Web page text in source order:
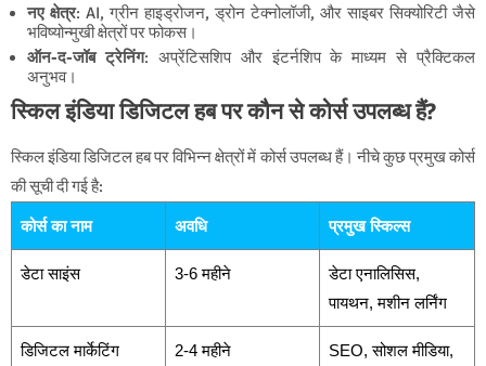
नए क्षेत्र: AI, ग्रीन हाइड्रोजन, ड्रोन टेक्नोलॉजी, और साइबर सिक्योरिटी जैसे
भविष्योन्मुखी क्षेत्रों पर फोकस।
ऑन-द-जॉब ट्रेनिंग: अप्रेंटिसशिप और इंटर्नशिप के माध्यम से प्रैक्टिकल
अनुभव।
स्किल इंडिया डिजिटल हब पर कौन से कोर्स उपलब्ध हैं?
स्किल इंडिया डिजिटल हब पर विभिन्न क्षेत्रों में कोर्स उपलब्ध हैं। नीचे कुछ प्रमुख कोर्स
की सूची दी गई है:
कोर्स का नाम अवधि प्रमुख स्किल्स
डेटा साइंस 3-6 महीने
डेटा एनालिसिस,
पायथन, मशीन लर्निंग
डिजिटल मार्केटिंग 2-4 महीने
SEO, सोशल मीडिया,